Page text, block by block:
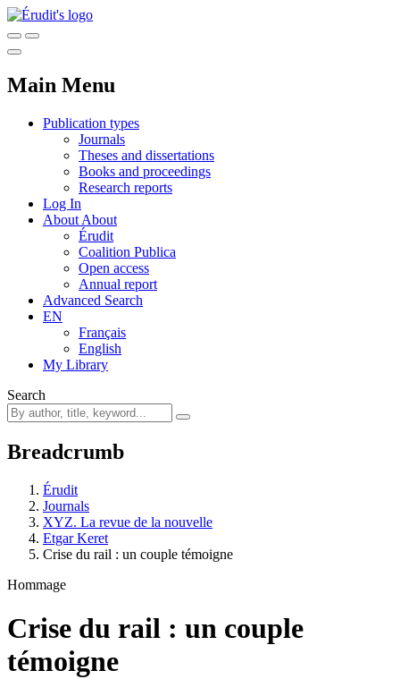
Main Menu
Publication types
Journals
Theses and dissertations
Books and proceedings
Research reports
Log In
About About
Érudit
Coalition Publica
Open access
Annual report
Advanced Search
EN
Français
English
My Library
Search
Breadcrumb
Érudit
Journals
XYZ. La revue de la nouvelle
Etgar Keret
Crise du rail : un couple témoigne
Hommage
Crise du rail : un couple
témoigne